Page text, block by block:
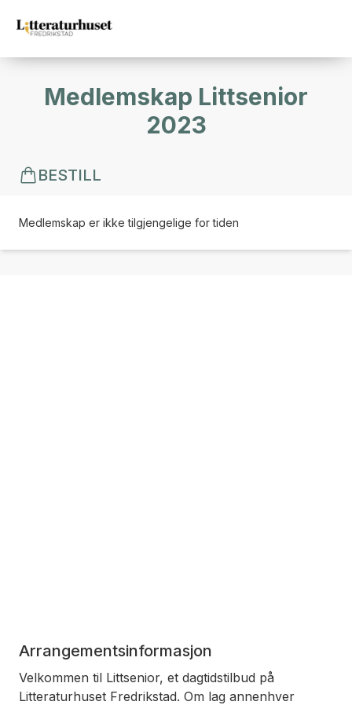
Medlemskap Littsenior
2023
BESTILL
Medlemskap er ikke tilgjengelige for tiden
Arrangementsinformasjon
Velkommen til Littsenior, et dagtidstilbud på
Litteraturhuset Fredrikstad. Om lag annenhver